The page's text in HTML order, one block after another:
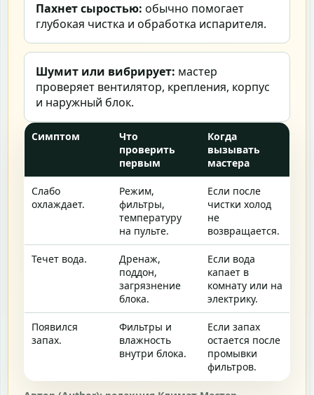
Пахнет сыростью: обычно помогает
глубокая чистка и обработка испарителя.
Шумит или вибрирует: мастер
проверяет вентилятор, крепления, корпус
и наружный блок.
Симптом
Что
проверить
первым
Когда
вызывать
мастера
Слабо
охлаждает.
Режим,
фильтры,
температуру
на пульте.
Если после
чистки холод
не
возвращается.
Течет вода.
Дренаж,
поддон,
загрязнение
блока.
Если вода
капает в
комнату или на
электрику.
Появился
запах.
Фильтры и
влажность
внутри блока.
Если запах
остается после
промывки
фильтров.